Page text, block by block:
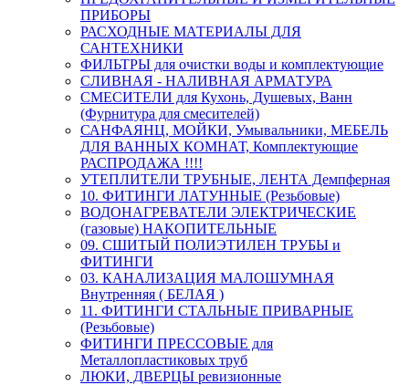
ПРИБОРЫ
РАСХОДНЫЕ МАТЕРИАЛЫ ДЛЯ
САНТЕХНИКИ
ФИЛЬТРЫ для очистки воды и комплектующие
СЛИВНАЯ - НАЛИВНАЯ АРМАТУРА
СМЕСИТЕЛИ для Кухонь, Душевых, Ванн
(Фурнитура для смесителей)
САНФАЯНЦ, МОЙКИ, Умывальники, МЕБЕЛЬ
ДЛЯ ВАННЫХ КОМНАТ, Комплектующие
РАСПРОДАЖА !!!!
УТЕПЛИТЕЛИ ТРУБНЫЕ, ЛЕНТА Демпферная
10. ФИТИНГИ ЛАТУННЫЕ (Резьбовые)
ВОДОНАГРЕВАТЕЛИ ЭЛЕКТРИЧЕСКИЕ
(газовые) НАКОПИТЕЛЬНЫЕ
09. СШИТЫЙ ПОЛИЭТИЛЕН ТРУБЫ и
ФИТИНГИ
03. КАНАЛИЗАЦИЯ МАЛОШУМНАЯ
Внутренняя ( БЕЛАЯ )
11. ФИТИНГИ СТАЛЬНЫЕ ПРИВАРНЫЕ
(Резьбовые)
ФИТИНГИ ПРЕССОВЫЕ для
Металлопластиковых труб
ЛЮКИ, ДВЕРЦЫ ревизионные